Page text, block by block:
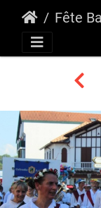
Fête Basque-